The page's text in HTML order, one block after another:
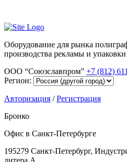
Оборудование для рынка
производства рекламы и упаковки
ООО “Союзславпром” +7 (812)
Регион:
Авторизация /Регистрация
Бронко
Офис в Санкт-Петербурге
195279 Санкт-Петербург,
литера А